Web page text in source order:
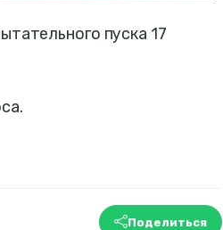
пуска 17
Поделиться